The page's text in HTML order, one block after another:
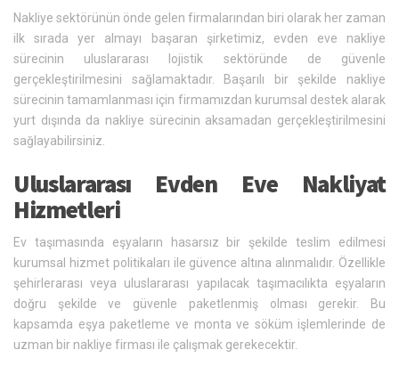
Nakliye sektörünün önde gelen firmalarından biri olarak her zaman
ilk sırada yer almayı başaran şirketimiz, evden eve nakliye
sürecinin uluslararası lojistik sektöründe de güvenle
gerçekleştirilmesini sağlamaktadır. Başarılı bir şekilde nakliye
sürecinin tamamlanması için firmamızdan kurumsal destek alarak
yurt dışında da nakliye sürecinin aksamadan gerçekleştirilmesini
sağlayabilirsiniz.
Uluslararası Evden Eve Nakliyat
Hizmetleri
Ev taşımasında eşyaların hasarsız bir şekilde teslim edilmesi
kurumsal hizmet politikaları ile güvence altına alınmalıdır. Özellikle
şehirlerarası veya uluslararası yapılacak taşımacılıkta eşyaların
doğru şekilde ve güvenle paketlenmiş olması gerekir. Bu
kapsamda eşya paketleme ve monta ve söküm işlemlerinde de
uzman bir nakliye firması ile çalışmak gerekecektir.